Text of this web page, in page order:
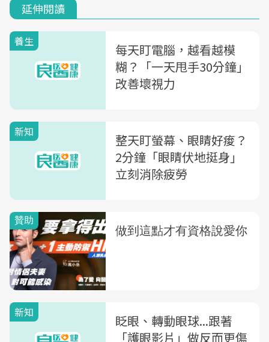
延伸閱讀
養生
每天盯電腦，越看越模
糊？「一天甩手30分鐘」
改善壞視力
新知
整天盯螢幕、眼睛好痠？
2分鐘「眼睛伏地挺身」
立刻消除疲勞
新知
眨眼、轉動眼球...跟著
「護眼影片」做反而更傷